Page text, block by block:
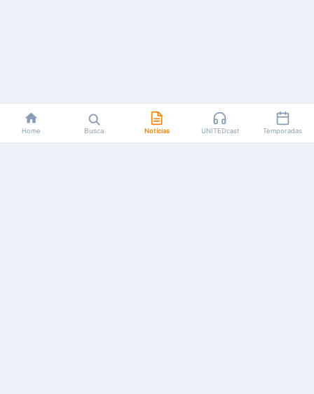
Home Busca Notícias UNITEDcast Temporadas